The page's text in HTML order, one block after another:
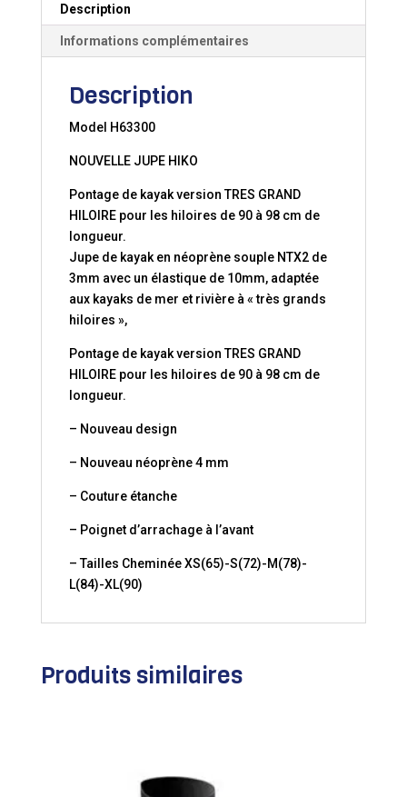
Description
Informations complémentaires
Description
Model H63300
NOUVELLE JUPE HIKO
Pontage de kayak version TRES GRAND
HILOIRE pour les hiloires de 90 à 98 cm de
longueur.
Jupe de kayak en néoprène souple NTX2 de
3mm avec un élastique de 10mm, adaptée
aux kayaks de mer et rivière à « très grands
hiloires »,
Pontage de kayak version TRES GRAND
HILOIRE pour les hiloires de 90 à 98 cm de
longueur.
– Nouveau design
– Nouveau néoprène 4 mm
– Couture étanche
– Poignet d’arrachage à l’avant
– Tailles Cheminée XS(65)-S(72)-M(78)-
L(84)-XL(90)
Produits similaires